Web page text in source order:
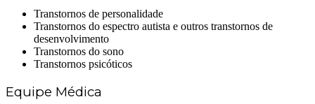
Transtornos de personalidade
Transtornos do espectro autista e outros transtornos de
desenvolvimento
Transtornos do sono
Transtornos psicóticos
Equipe Médica